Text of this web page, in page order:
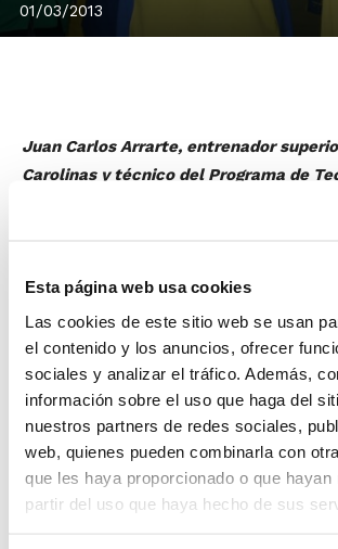
Esta página web usa cookies
Las cookies de este sitio web se usan
el contenido y los anuncios, ofrecer
sociales y analizar el tráfico. Además,
información sobre el uso que haga del
nuestros partners de redes sociales,
web, quienes pueden combinarla con
que les haya proporcionado o que hayan
partir del uso que haya hecho de sus
01/03/2013
Juan Carlos Arrarte, entrenador
Carolinas y técnico del Programa de
la FBCV, impartirá un Clínic en
para entrenadores de la FBCV, se
laConexión Exterior-Interior en
formación, con el objetivo de buscar el
del balón al aro, dotar a los jugadores/
herramientas para el juego de
prioridades en el juego colectivo y
tácticos a trabajar.
Cualquier persona que quiera